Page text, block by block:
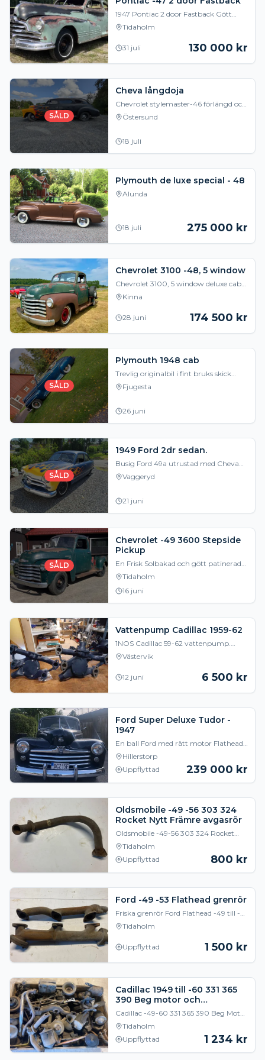
1947 Pontiac 2 door Fastback Gött
solbakat och Mycket friskt objekt
importerad från torra Montana med
alla papper för r
Tidaholm
31 juli 130 000 kr
SÅLD
Cheva långdoja
Chevrolet stylemaster-46 förlängd och
taksänkt besiktad och körklar.
Kompressor och tank/ höj och sänkbar
Östersund
18 juli
Plymouth de luxe special - 48
Alunda
18 juli 275 000 kr
Chevrolet 3100 -48, 5 window
Chevrolet 3100, 5 window deluxe cab
** Uppdatering 6 augusti 2026: **
Registreringsbesiktigad idag! Regnr:
Kinna
28 juni 174 500 kr
SÅLD
Plymouth 1948 cab
Trevlig originalbil i fint bruks skick
6cylindrig med 3 växlad manuell
.caben fäller man ner och upp med
Fjugesta
26 juni
SÅLD
1949 Ford 2dr sedan.
Busig Ford 49a utrustad med Cheva
305 och 4-växlad manuell T-10 låda
med Hurst spak. Ford 8tum bakaxel,
Vaggeryd
21 juni
SÅLD
Chevrolet -49 3600 Stepside
Pickup
En Frisk Solbakad och gött patinerad
pickup från torra Montana som klarat
sig bra med sina 77 år på nacken stått
undanst
Tidaholm
16 juni
Vattenpump Cadillac 1959-62
1NOS Cadillac 59-62 vattenpump.
Komplett. Pris: 6500kr Övriga Cadillac
vattenpumpar, renoverade 1949-1962
Pris: 5.500k
Västervik
12 juni 6 500 kr
Ford Super Deluxe Tudor -
1947
En ball Ford med rätt motor Flathead
V8 Växellåda Manuell 3vxl Snyggt och
torrt under huven Ny Gangsterkeps i
skuffen (e
Hillerstorp
Uppflyttad
239 000 kr
Oldsmobile -49 -56 303 324
Rocket Nytt Främre avgasrör
Oldsmobile -49-56 303 324 Rocket
Nytt främre avgasrör
Tidaholm
Uppflyttad
800 kr
Ford -49 -53 Flathead grenrör
Friska grenrör Ford Flathead -49 till -53
8BA-9430 och 8BA-9431 1500kr för
båda
Tidaholm
Uppflyttad 1 500 kr
Cadillac 1949 till -60 331 365
390 Beg motor och
växellådsdelar
Cadillac -49-60 331 365 390 Beg Motor
och Växellådsdelar Insug Grenrör
Fördelare Svängningsdämpare
Oljefilterburkar AC f
Tidaholm
Uppflyttad
1 234 kr